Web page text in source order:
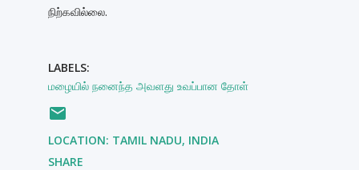
நிற்கவில்லை.
LABELS:
மழையில் நனைந்த அவளது உவப்பான தோள்
LOCATION: TAMIL NADU, INDIA
SHARE